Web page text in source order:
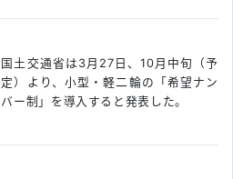
国土交通省は3月27日、10月中旬（予
定）より、小型・軽二輪の「希望ナン
バー制」を導入すると発表した。